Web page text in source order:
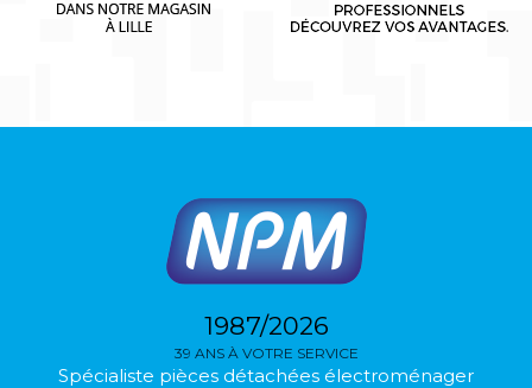
1987/2026
39 ANS À VOTRE SERVICE
Spécialiste pièces détachées électroménager